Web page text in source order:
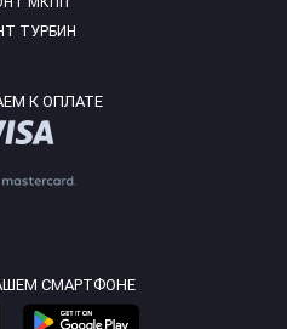
ТУРБИН
К ОПЛАТЕ
СМАРТФОНЕ